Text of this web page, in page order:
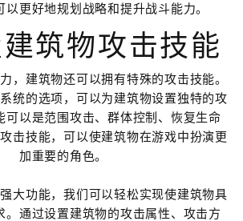
以更好地规划战略和提升战斗能力。
筑物攻击技能
，建筑物还可以拥有特殊的攻击技能。
统的选项，可以为建筑物设置独特的攻
可以是范围攻击、群体控制、恢复生命
击技能，可以使建筑物在游戏中扮演更
加重要的角色。
大功能，我们可以轻松实现使建筑物具
。通过设置建筑物的攻击属性、攻击方